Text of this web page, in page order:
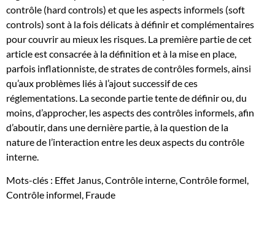
formels
et
informels
contrôle (hard controls) et que les aspects informels (soft
controls) sont à la fois délicats à définir et complémentaires
pour couvrir au mieux les risques. La première partie de cet
article est consacrée à la définition et à la mise en place,
parfois inflationniste, de strates de contrôles formels, ainsi
qu’aux problèmes liés à l’ajout successif de ces
réglementations. La seconde partie tente de définir ou, du
moins, d’approcher, les aspects des contrôles informels, afin
d’aboutir, dans une dernière partie, à la question de la
nature de l’interaction entre les deux aspects du contrôle
interne.
Mots-clés : Effet Janus, Contrôle interne, Contrôle formel,
Contrôle informel, Fraude